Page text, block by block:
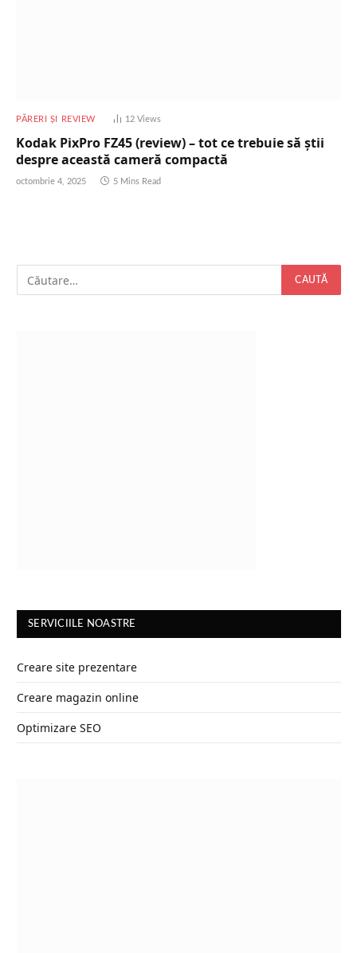
PĂRERI ȘI REVIEW 12 Views
Kodak PixPro FZ45 (review) – tot ce trebuie să știi
despre această cameră compactă
octombrie 4, 2025 5 Mins Read
SERVICIILE NOASTRE
Creare site prezentare
Creare magazin online
Optimizare SEO